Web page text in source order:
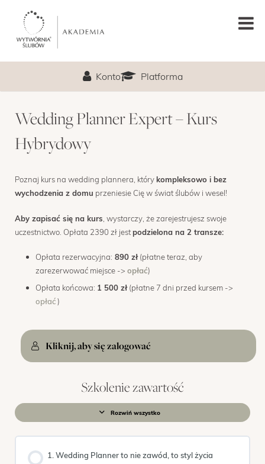
LEKCJA PRÓBNA
O MNIE
PROGRAM
TERMIN
MENTORING
FAQ
KONTAKT
ZAPISY
Konto Platforma
Wedding Planner Expert – Kurs
Hybrydowy
Poznaj kurs na wedding plannera, który kompleksowo i bez
wychodzenia z domu przeniesie Cię w świat ślubów i wesel!
Aby zapisać się na kurs , wystarczy, że zarejestrujesz swoje
uczestnictwo. Opłata 2390 zł jestpodzielona na 2 transze:
Opłata rezerwacyjna: 890 zł(płatne teraz, aby
zarezerwować miejsce -> opłać)
Opłata końcowa: 1 500 zł(płatne 7 dni przed kursem ->
opłać)
Kliknij, aby się zalogować
Szkolenie zawartość
Rozwiń wszystko
Moduły
1. Wedding Planner to nie zawód, to styl życia